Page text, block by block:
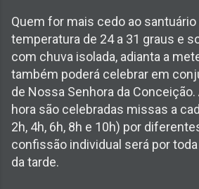
Quem for mais cedo ao
temperatura de 24 a 31 graus e
com chuva isolada, adianta a
também poderá celebrar em
de Nossa Senhora da
hora são celebradas missas a
2h, 4h, 6h, 8h e 10h) por
confissão individual será por
da tarde.